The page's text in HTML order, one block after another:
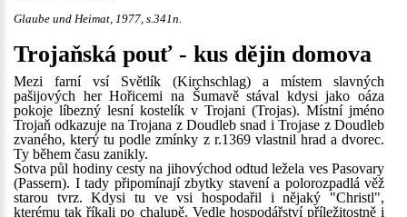
Glaube und Heimat, 1977, s.341n.
Trojaňská pouť - kus dějin domova
Mezi farní vsí Světlík (Kirchschlag) a místem slavných
pašijových her Hořicemi na Šumavě stával kdysi jako oáza
pokoje líbezný lesní kostelík v Trojani (Trojas). Místní jméno
Trojaň odkazuje na Trojana z Doudleb snad i Trojase z Doudleb
zvaného, který tu podle zmínky z r.1369 vlastnil hrad a dvorec.
Ty během času zanikly.
Sotva půl hodiny cesty na jihovýchod odtud ležela ves Pasovary
(Passern). I tady připomínají zbytky stavení a polorozpadlá věž
starou tvrz. Kdysi tu ve vsi hospodařil i nějaký "Christl",
kterému tak říkali po chalupě. Vedle hospodářství příležitostně i